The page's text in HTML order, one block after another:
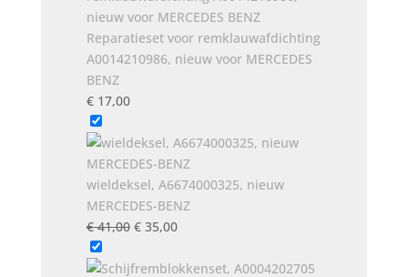
Reparatieset voor remklauwafdichting
A0014210986, nieuw voor MERCEDES
BENZ
€17,00
wieldeksel, A6674000325, nieuw
MERCEDES-BENZ
€41,00 Oorspronkelijke
was:
€35,00Huidige
is: